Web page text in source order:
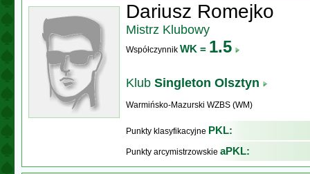
Dariusz Romejko
Mistrz Klubowy
Współczynnik WK = 1.5
Klub Singleton Olsztyn
Warmińsko-Mazurski WZBS (WM)
Punkty klasyfikacyjne PKL:
Punkty arcymistrzowskie aPKL: